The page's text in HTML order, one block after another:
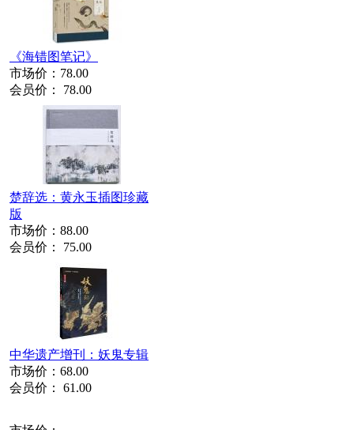
《海错图笔记》
市场价： 78.00
会员价： 78.00
楚辞选：黄永玉插图珍藏
版
市场价： 88.00
会员价： 75.00
中华遗产增刊：妖鬼专辑
市场价： 68.00
会员价： 61.00